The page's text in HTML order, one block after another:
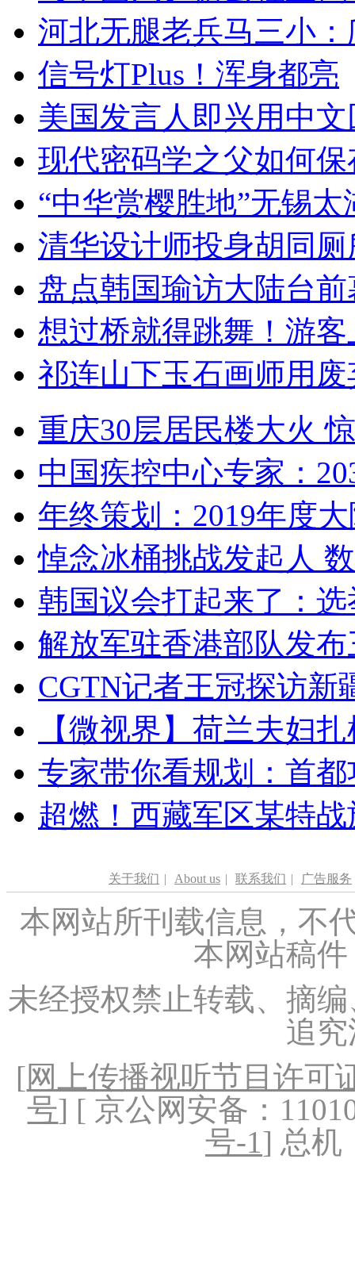
河北无腿老兵马三小
信号灯Plus！浑身都亮
美国发言人即兴用中
现代密码学之父如何
“中华赏樱胜地”无锡
清华设计师投身胡同
盘点韩国瑜访大陆台
想过桥就得跳舞！游客
祁连山下玉石画师用
重庆30层居民楼大火
中国疾控中心专家：
年终策划：2019年度
悼念冰桶挑战发起人
韩国议会打起来了：
解放军驻香港部队发
CGTN记者王冠探访新
【微视界】荷兰夫妇
专家带你看规划：首
超燃！西藏军区某特
关于我们 | About us | 联系我们 | 广告服务
本网站所刊载信息，不
本网站稿
未经授权禁止转载、摘
追
[网上传播视听节目许可
号] [ 京公网安备：
号-1] 总机